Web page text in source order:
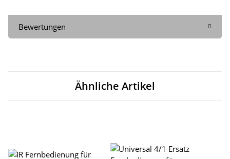
Bewertungen
Ähnliche Artikel